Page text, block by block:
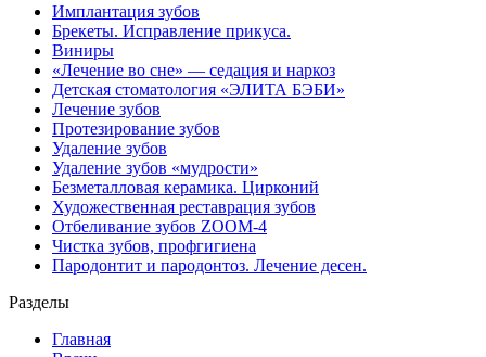
Имплантация зубов
Брекеты. Исправление прикуса.
Виниры
«Лечение во сне» — седация и наркоз
Детская стоматология «ЭЛИТА БЭБИ»
Лечение зубов
Протезирование зубов
Удаление зубов
Удаление зубов «мудрости»
Безметалловая керамика. Цирконий
Художественная реставрация зубов
Отбеливание зубов ZOOM-4
Чистка зубов, профгигиена
Пародонтит и пародонтоз. Лечение десен.
Разделы
Главная